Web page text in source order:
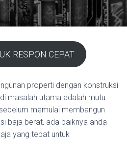
RESPON CEPAT
properti dengan konstruksi
masalah utama adalah mutu
memulai membangun
baja berat, ada baiknya anda
yang tepat untuk